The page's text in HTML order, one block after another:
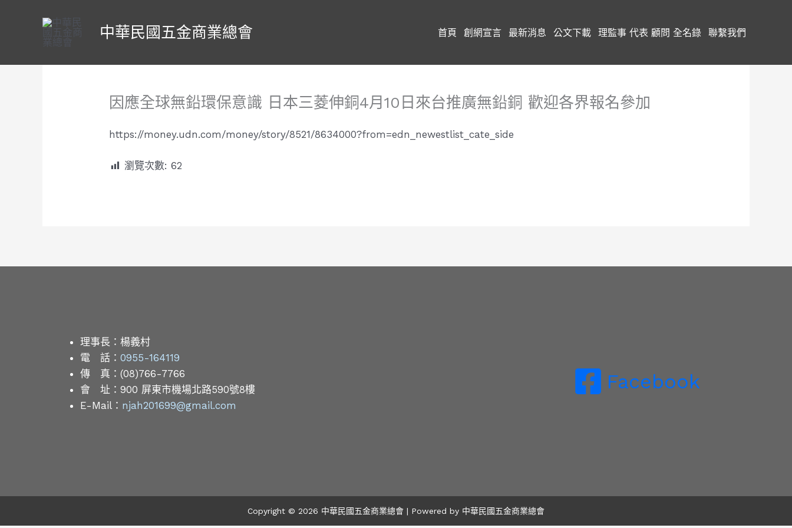
中華民國五金商業總會 首頁 創網宣言 最新消息 公文下載 理監事 代表 顧問 全名錄 聯繫我們
因應全球無鉛環保意識 日本三菱伸銅4月10日來台推廣無鉛銅 歡迎各界報名參加
https://money.udn.com/money/story/8521/8634000?from=edn_newestlist_cate_side
瀏覽次數: 62
理事長： 楊義村
電 話： 0955-164119
傳 真： (08)766-7766
會 址： 900 屏東市機場北路590號8樓
E-Mail： njah201699@gmail.com
Facebook
Copyright © 2026 中華民國五金商業總會 | Powered by 中華民國五金商業總會